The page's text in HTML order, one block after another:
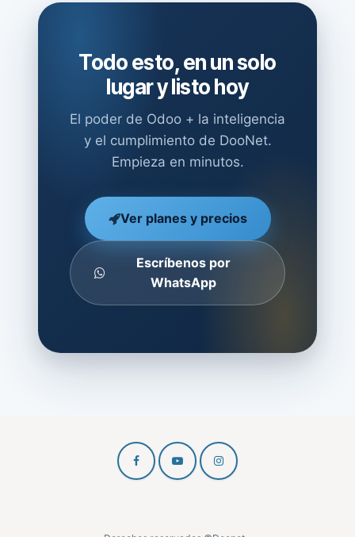
Todo esto, en un solo
lugar y listo hoy
El poder de Odoo + la inteligencia
y el cumplimiento de DooNet.
Empieza en minutos.
Ver planes y precios
Escríbenos por
WhatsApp